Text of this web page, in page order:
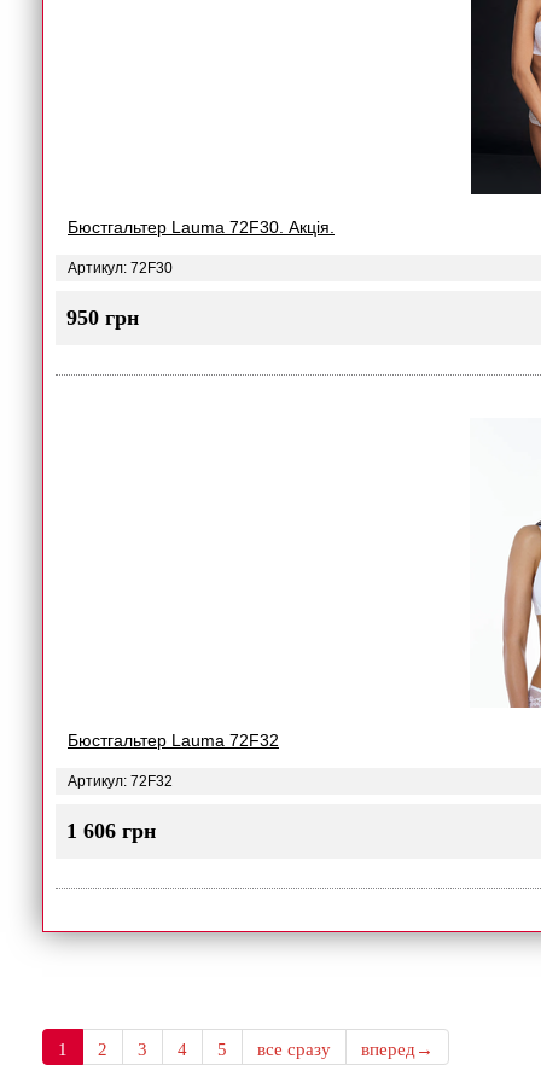
Бюстгальтер Lauma 72F30. Акція.
Артикул: 72F30
950 грн
Бюстгальтер Lauma 72F32
Артикул: 72F32
1 606 грн
1 2 3 4 5 все сразу вперед→